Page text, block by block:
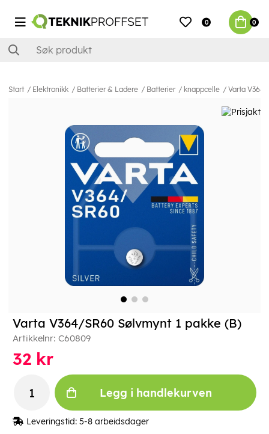
0 0
Start Elektronikk Batterier & Ladere Batterier knappcelle Varta
Varta V364/SR60 Sølvmynt 1 pakke (B)
Artikkelnr: C60809
32 kr
Legg i handlekurven
Leveringstid: 5-8 arbeidsdager